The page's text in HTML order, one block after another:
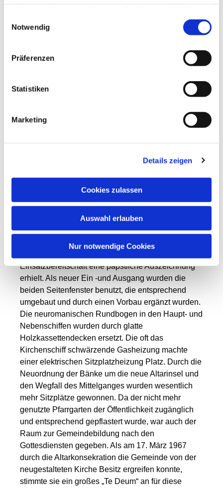
Notwendig
Präferenzen
Statistiken
Marketing
Details zeigen
Cookies zulassen
Auswahl erlauben
Nur notwendige Cookies
neutestamentliche Opfer Christi auf einem
Granitblock gefeiert wird. Das goldbronzene Kreuz
steht dabei als Siegeszeichen neben dem Altar, wie
wurde auch ausgeführt. Nachdem der über sieben
Tonnen schwere Granitblock aus Meißen von der
die Kirche gehievt war, konnte das „Rote Meer“
werden.
Stralsunder Bau-, Dachdecker-, Tischler- und
Gemeinde erbracht, beispielsweise das Abheben
des alten Fußbodens und das Abschrägen des
gesamten Raumes zur neuen Altarinsel hin.
Stellvertretend für die vielen aktiven
Gemeindemitglieder sei hier Herr Friedrich Wagner
Einsatzbereitschaft eine päpstliche Auszeichnung
erhielt. Als neuer Ein -und Ausgang wurden die
beiden Seitenfenster benutzt, die entsprechend
umgebaut und durch einen Vorbau ergänzt wurden.
Die neuromanischen Rundbogen in den Haupt- und
Nebenschiffen wurden durch glatte
Holzkassettendecken ersetzt. Die oft das
Kirchenschiff schwärzende Gasheizung machte
einer elektrischen Sitzplatzheizung Platz. Durch die
Neuordnung der Bänke um die neue Altarinsel und
den Wegfall des Mittelganges wurden wesentlich
mehr Sitzplätze gewonnen. Da der nicht mehr
genutzte Pfarrgarten der Öffentlichkeit zugänglich
und entsprechend gepflastert wurde, war auch der
Raum zur Gemeindebildung nach den
Gottesdiensten gegeben. Als am 17. März 1967
durch die Altarkonsekration die Gemeinde von der
neugestalteten Kirche Besitz ergreifen konnte,
stimmte sie ein großes „Te Deum“ an für diese